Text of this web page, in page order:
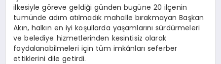
ilkesiyle göreve geldiği günden bugüne 20 ilçenin
tümünde adım atılmadık mahalle bırakmayan Başkan
Akın, halkın en iyi koşullarda yaşamlarını sürdürmeleri
ve belediye hizmetlerinden kesintisiz olarak
faydalanabilmeleri için tüm imkânları seferber
ettiklerini dile getirdi.